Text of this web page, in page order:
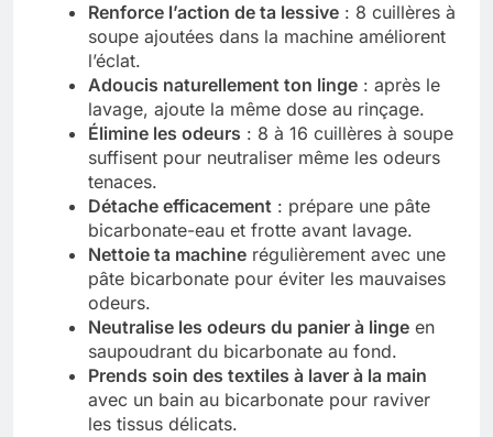
Renforce l’action de ta lessive : 8 cuillères à
soupe ajoutées dans la machine améliorent
l’éclat.
Adoucis naturellement ton linge : après le
lavage, ajoute la même dose au rinçage.
Élimine les odeurs : 8 à 16 cuillères à soupe
suffisent pour neutraliser même les odeurs
tenaces.
Détache efficacement : prépare une pâte
bicarbonate-eau et frotte avant lavage.
Nettoie ta machine régulièrement avec une
pâte bicarbonate pour éviter les mauvaises
odeurs.
Neutralise les odeurs du panier à linge en
saupoudrant du bicarbonate au fond.
Prends soin des textiles à laver à la main
avec un bain au bicarbonate pour raviver
les tissus délicats.